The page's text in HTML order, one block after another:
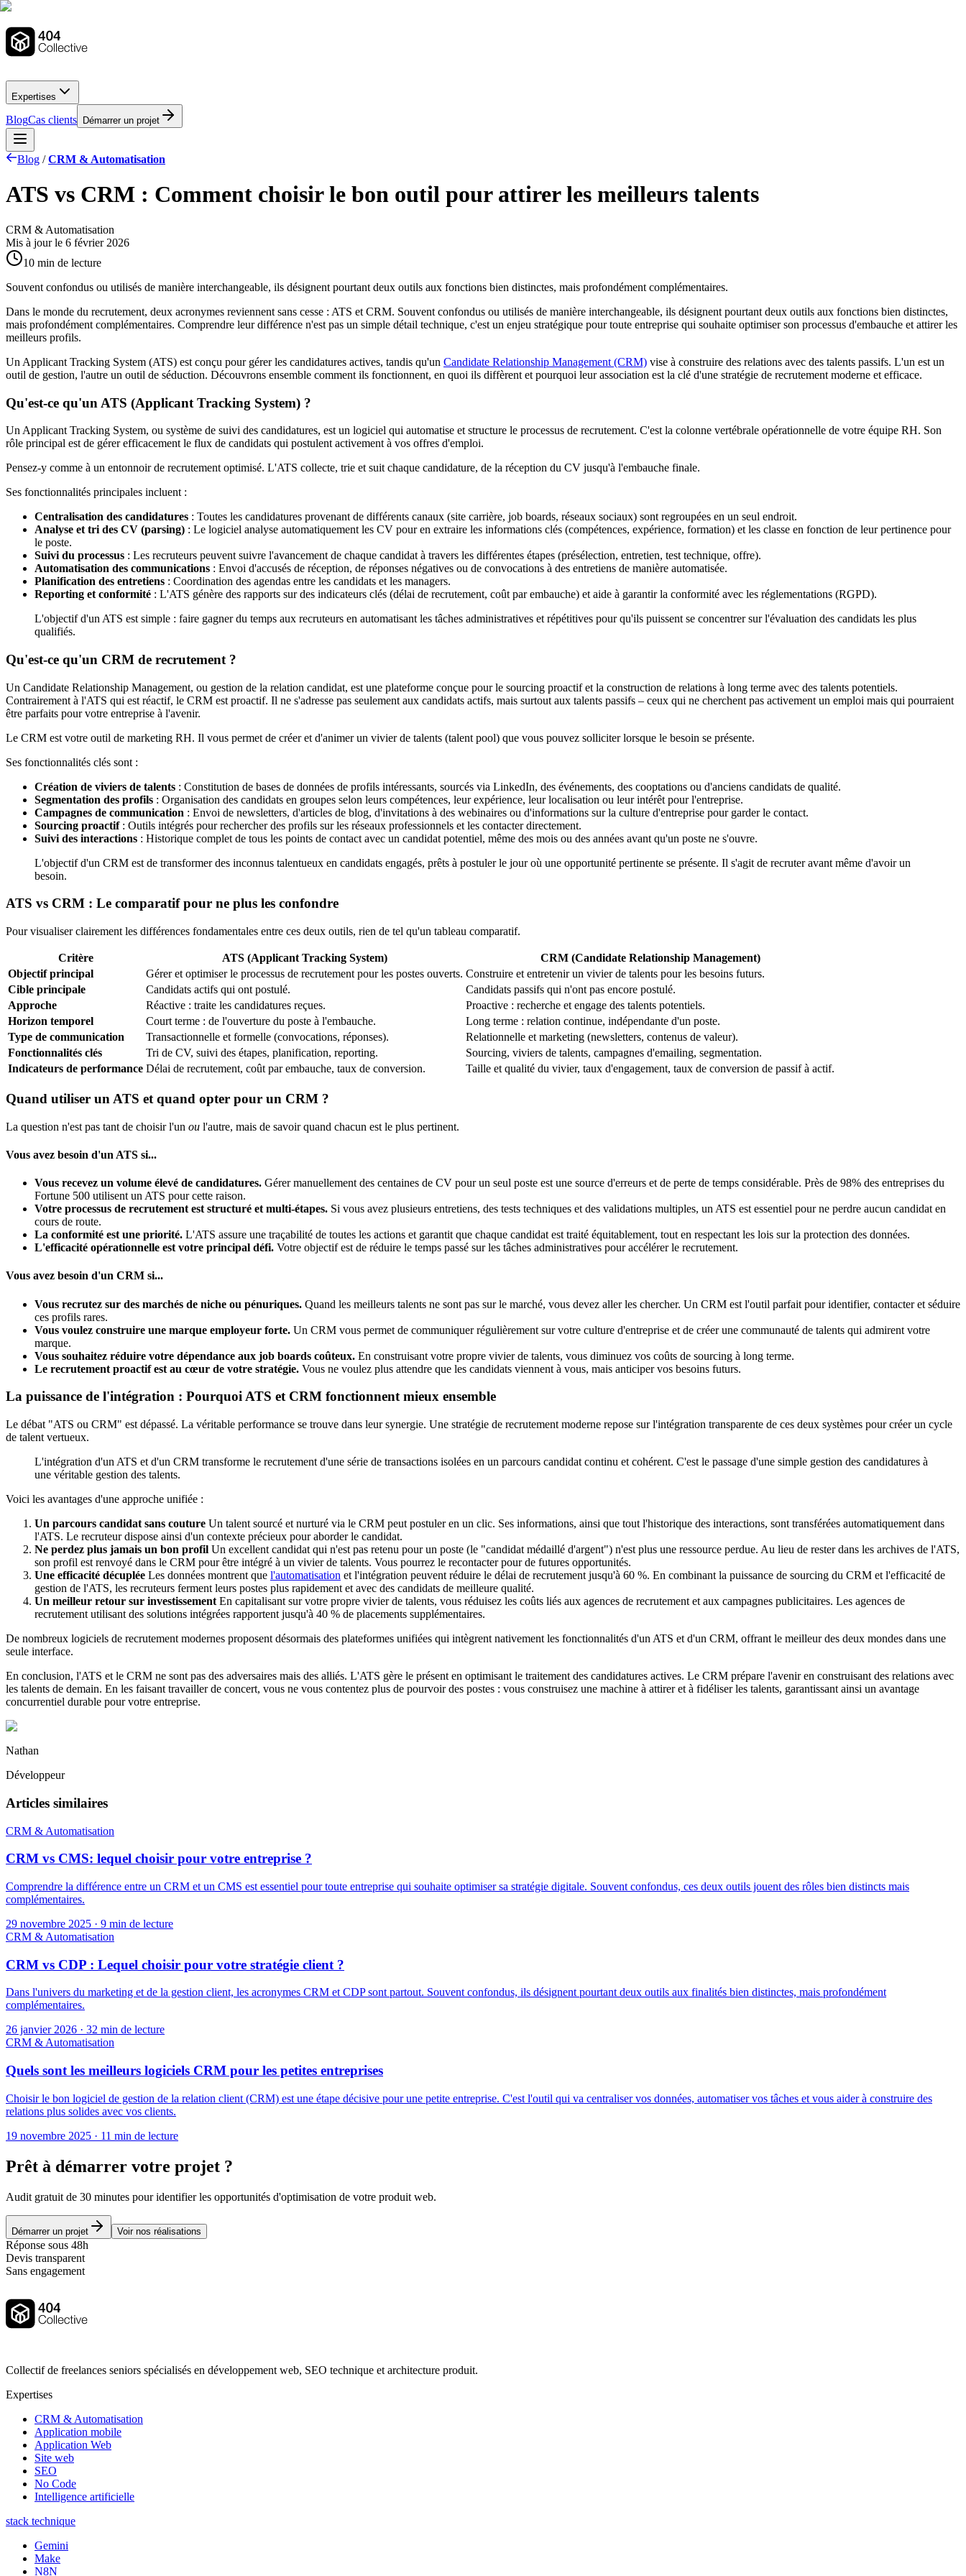
Expertises
BlogCas clients Démarrer un projet
Blog /CRM & Automatisation
ATS vs CRM : Comment choisir le bon outil pour attirer les meilleurs talents
CRM & Automatisation
Mis à jour le 6 février 2026
10 min de lecture
Souvent confondus ou utilisés de manière interchangeable, ils désignent pourtant deux outils aux fonctions bien distinctes, mais profondément complémentaires.
Dans le monde du recrutement, deux acronymes reviennent sans cesse : ATS et CRM. Souvent confondus ou utilisés de manière interchangeable, ils désignent pourtant deux outils aux fonctions bien distinctes,
mais profondément complémentaires. Comprendre leur différence n'est pas un simple détail technique, c'est un enjeu stratégique pour toute entreprise qui souhaite optimiser son processus d'embauche et attirer les
meilleurs profils.
Un Applicant Tracking System (ATS) est conçu pour gérer les candidatures actives, tandis qu'un Candidate Relationship Management (CRM) vise à construire des relations avec des talents passifs. L'un est un
outil de gestion, l'autre un outil de séduction. Découvrons ensemble comment ils fonctionnent, en quoi ils diffèrent et pourquoi leur association est la clé d'une stratégie de recrutement moderne et efficace.
Qu'est-ce qu'un ATS (Applicant Tracking System) ?
Un Applicant Tracking System, ou système de suivi des candidatures, est un logiciel qui automatise et structure le processus de recrutement. C'est la colonne vertébrale opérationnelle de votre équipe RH. Son
rôle principal est de gérer efficacement le flux de candidats qui postulent activement à vos offres d'emploi.
Pensez-y comme à un entonnoir de recrutement optimisé. L'ATS collecte, trie et suit chaque candidature, de la réception du CV jusqu'à l'embauche finale.
Ses fonctionnalités principales incluent :
Centralisation des candidatures : Toutes les candidatures provenant de différents canaux (site carrière, job boards, réseaux sociaux) sont regroupées en un seul endroit.
Analyse et tri des CV (parsing) : Le logiciel analyse automatiquement les CV pour en extraire les informations clés (compétences, expérience, formation) et les classe en fonction de leur pertinence pour
le poste.
Suivi du processus : Les recruteurs peuvent suivre l'avancement de chaque candidat à travers les différentes étapes (présélection, entretien, test technique, offre).
Automatisation des communications : Envoi d'accusés de réception, de réponses négatives ou de convocations à des entretiens de manière automatisée.
Planification des entretiens : Coordination des agendas entre les candidats et les managers.
Reporting et conformité : L'ATS génère des rapports sur des indicateurs clés (délai de recrutement, coût par embauche) et aide à garantir la conformité avec les réglementations (RGPD).
L'objectif d'un ATS est simple : faire gagner du temps aux recruteurs en automatisant les tâches administratives et répétitives pour qu'ils puissent se concentrer sur l'évaluation des candidats les plus
qualifiés.
Qu'est-ce qu'un CRM de recrutement ?
Un Candidate Relationship Management, ou gestion de la relation candidat, est une plateforme conçue pour le sourcing proactif et la construction de relations à long terme avec des talents potentiels.
Contrairement à l'ATS qui est réactif, le CRM est proactif. Il ne s'adresse pas seulement aux candidats actifs, mais surtout aux talents passifs – ceux qui ne cherchent pas activement un emploi mais qui pourraient
être parfaits pour votre entreprise à l'avenir.
Le CRM est votre outil de marketing RH. Il vous permet de créer et d'animer un vivier de talents (talent pool) que vous pouvez solliciter lorsque le besoin se présente.
Ses fonctionnalités clés sont :
Création de viviers de talents : Constitution de bases de données de profils intéressants, sourcés via LinkedIn, des événements, des cooptations ou d'anciens candidats de qualité.
Segmentation des profils : Organisation des candidats en groupes selon leurs compétences, leur expérience, leur localisation ou leur intérêt pour l'entreprise.
Campagnes de communication : Envoi de newsletters, d'articles de blog, d'invitations à des webinaires ou d'informations sur la culture d'entreprise pour garder le contact.
Sourcing proactif: Outils intégrés pour rechercher des profils sur les réseaux professionnels et les contacter directement.
Suivi des interactions : Historique complet de tous les points de contact avec un candidat potentiel, même des mois ou des années avant qu'un poste ne s'ouvre.
L'objectif d'un CRM est de transformer des inconnus talentueux en candidats engagés, prêts à postuler le jour où une opportunité pertinente se présente. Il s'agit de recruter avant même d'avoir un
besoin.
ATS vs CRM : Le comparatif pour ne plus les confondre
Pour visualiser clairement les différences fondamentales entre ces deux outils, rien de tel qu'un tableau comparatif.
Critère ATS (Applicant Tracking System)
CRM (Candidate Relationship Management)
Objectif principal
Gérer et optimiser le processus de recrutement pour les postes ouverts. Construire et entretenir un vivier de talents pour les besoins futurs.
Cible principale
Candidats actifs qui ont postulé.
Candidats passifs qui n'ont pas encore postulé.
Approche
Réactive : traite les candidatures reçues.
Proactive : recherche et engage des talents potentiels.
Horizon temporel
Court terme : de l'ouverture du poste à l'embauche.
Long terme : relation continue, indépendante d'un poste.
Type de communication
Transactionnelle et formelle (convocations, réponses).
Relationnelle et marketing (newsletters, contenus de valeur).
Fonctionnalités clés
Tri de CV, suivi des étapes, planification, reporting.
Sourcing, viviers de talents, campagnes d'emailing, segmentation.
Indicateurs de performance Délai de recrutement, coût par embauche, taux de conversion. Taille et qualité du vivier, taux d'engagement, taux de conversion de passif à actif.
Quand utiliser un ATS et quand opter pour un CRM ?
La question n'est pas tant de choisir l'un ou l'autre, mais de savoir quand chacun est le plus pertinent.
Vous avez besoin d'un ATS si...
Vous recevez un volume élevé de candidatures. Gérer manuellement des centaines de CV pour un seul poste est une source d'erreurs et de perte de temps considérable. Près de 98% des entreprises du
Fortune 500 utilisent un ATS pour cette raison.
Votre processus de recrutement est structuré et multi-étapes. Si vous avez plusieurs entretiens, des tests techniques et des validations multiples, un ATS est essentiel pour ne perdre aucun candidat en
cours de route.
La conformité est une priorité. L'ATS assure une traçabilité de toutes les actions et garantit que chaque candidat est traité équitablement, tout en respectant les lois sur la protection des données.
L'efficacité opérationnelle est votre principal défi. Votre objectif est de réduire le temps passé sur les tâches administratives pour accélérer le recrutement.
Vous avez besoin d'un CRM si...
Vous recrutez sur des marchés de niche ou pénuriques. Quand les meilleurs talents ne sont pas sur le marché, vous devez aller les chercher. Un CRM est l'outil parfait pour identifier, contacter et séduire
ces profils rares.
Vous voulez construire une marque employeur forte. Un CRM vous permet de communiquer régulièrement sur votre culture d'entreprise et de créer une communauté de talents qui admirent votre
marque.
Vous souhaitez réduire votre dépendance aux job boards coûteux. En construisant votre propre vivier de talents, vous diminuez vos coûts de sourcing à long terme.
Le recrutement proactif est au cœur de votre stratégie. Vous ne voulez plus attendre que les candidats viennent à vous, mais anticiper vos besoins futurs.
La puissance de l'intégration : Pourquoi ATS et CRM fonctionnent mieux ensemble
Le débat "ATS ou CRM" est dépassé. La véritable performance se trouve dans leur synergie. Une stratégie de recrutement moderne repose sur l'intégration transparente de ces deux systèmes pour créer un cycle
de talent vertueux.
L'intégration d'un ATS et d'un CRM transforme le recrutement d'une série de transactions isolées en un parcours candidat continu et cohérent. C'est le passage d'une simple gestion des candidatures à
une véritable gestion des talents.
Voici les avantages d'une approche unifiée :
Un parcours candidat sans couture Un talent sourcé et nurturé via le CRM peut postuler en un clic. Ses informations, ainsi que tout l'historique des interactions, sont transférées automatiquement dans
l'ATS. Le recruteur dispose ainsi d'un contexte précieux pour aborder le candidat.
Ne perdez plus jamais un bon profil Un excellent candidat qui n'est pas retenu pour un poste (le "candidat médaillé d'argent") n'est plus une ressource perdue. Au lieu de rester dans les archives de l'ATS,
son profil est renvoyé dans le CRM pour être intégré à un vivier de talents. Vous pourrez le recontacter pour de futures opportunités.
Une efficacité décuplée Les données montrent que l'automatisation et l'intégration peuvent réduire le délai de recrutement jusqu'à 60 %. En combinant la puissance de sourcing du CRM et l'efficacité de
gestion de l'ATS, les recruteurs ferment leurs postes plus rapidement et avec des candidats de meilleure qualité.
Un meilleur retour sur investissement En capitalisant sur votre propre vivier de talents, vous réduisez les coûts liés aux agences de recrutement et aux campagnes publicitaires. Les agences de
recrutement utilisant des solutions intégrées rapportent jusqu'à 40 % de placements supplémentaires.
De nombreux logiciels de recrutement modernes proposent désormais des plateformes unifiées qui intègrent nativement les fonctionnalités d'un ATS et d'un CRM, offrant le meilleur des deux mondes dans une
seule interface.
En conclusion, l'ATS et le CRM ne sont pas des adversaires mais des alliés. L'ATS gère le présent en optimisant le traitement des candidatures actives. Le CRM prépare l'avenir en construisant des relations avec
les talents de demain. En les faisant travailler de concert, vous ne vous contentez plus de pourvoir des postes : vous construisez une machine à attirer et à fidéliser les talents, garantissant ainsi un avantage
concurrentiel durable pour votre entreprise.
Nathan
Développeur
Articles similaires
CRM & Automatisation
CRM vs CMS: lequel choisir pour votre entreprise ?
Comprendre la différence entre un CRM et un CMS est essentiel pour toute entreprise qui souhaite optimiser sa stratégie digitale. Souvent confondus, ces deux outils jouent des rôles bien distincts mais
complémentaires.
29 novembre 2025 · 9 min de lecture
CRM & Automatisation
CRM vs CDP : Lequel choisir pour votre stratégie client ?
Dans l'univers du marketing et de la gestion client, les acronymes CRM et CDP sont partout. Souvent confondus, ils désignent pourtant deux outils aux finalités bien distinctes, mais profondément
complémentaires.
26 janvier 2026 · 32 min de lecture
CRM & Automatisation
Quels sont les meilleurs logiciels CRM pour les petites entreprises
Choisir le bon logiciel de gestion de la relation client (CRM) est une étape décisive pour une petite entreprise. C'est l'outil qui va centraliser vos données, automatiser vos tâches et vous aider à construire des
relations plus solides avec vos clients.
19 novembre 2025 · 11 min de lecture
Prêt à démarrer votre projet ?
Audit gratuit de 30 minutes pour identifier les opportunités d'optimisation de votre produit web.
Démarrer un projet Voir nos réalisations
Réponse sous 48h
Devis transparent
Sans engagement
Collectif de freelances seniors spécialisés en développement web, SEO technique et architecture produit.
Expertises
CRM & Automatisation
Application mobile
Application Web
Site web
SEO
No Code
Intelligence artificielle
stack technique
Gemini
Make
N8N